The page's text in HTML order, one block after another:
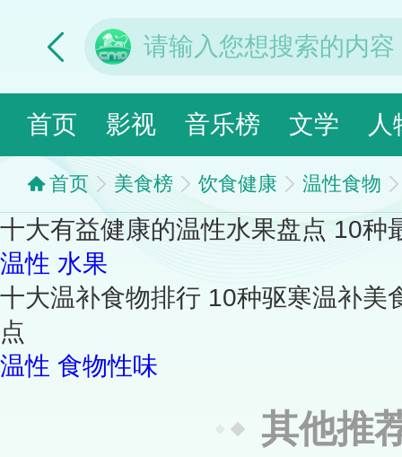
首页 影视 音乐榜 文学 人
首页 美食榜 饮食健康 温性食物
十大有益健康的温性水果盘点 10种
温性 水果
十大温补食物排行 10种驱寒温补美
点
温性 食物性味
其他推